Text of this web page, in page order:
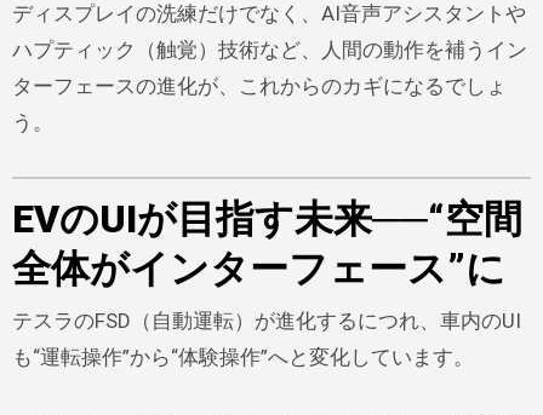
ディスプレイの洗練だけでなく、AI音声アシスタントや
ハプティック（触覚）技術など、人間の動作を補うイン
ターフェースの進化が、これからのカギになるでしょ
う。
EVのUIが目指す未来──“空間
全体がインターフェース”に
テスラのFSD（自動運転）が進化するにつれ、車内のUI
も“運転操作”から“体験操作”へと変化しています。